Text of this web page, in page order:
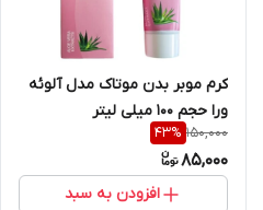
کرم موبر بدن موتاک مدل آلوئه
ورا حجم 100 میلی لیتر
150,000
43%
85,000
افزودن به سبد